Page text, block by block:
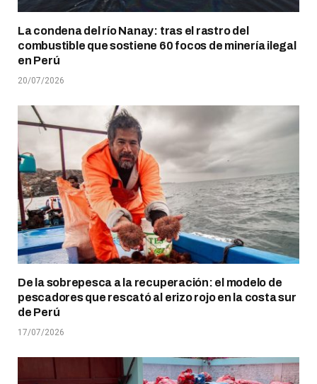
La condena del río Nanay: tras el rastro del
combustible que sostiene 60 focos de minería ilegal
en Perú
20/07/2026
De la sobrepesca a la recuperación: el modelo de
pescadores que rescató al erizo rojo en la costa sur
de Perú
17/07/2026